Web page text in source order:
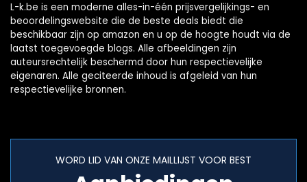
L-k.be is een moderne alles-in-één prijsvergelijkings- en
beoordelingswebsite die de beste deals biedt die
beschikbaar zijn op amazon en u op de hoogte houdt via de
laatst toegevoegde blogs. Alle afbeeldingen zijn
auteursrechtelijk beschermd door hun respectievelijke
eigenaren. Alle geciteerde inhoud is afgeleid van hun
respectievelijke bronnen.
WORD LID VAN ONZE MAILLIJST VOOR BEST